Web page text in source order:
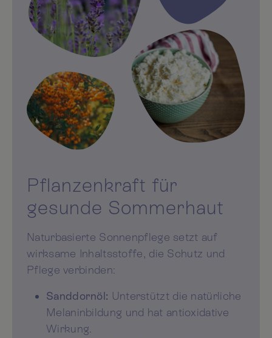
Pflanzenkraft für
gesunde Sommerhaut
Naturbasierte Sonnenpflege setzt auf
wirksame Inhaltsstoffe, die Schutz und
Pflege verbinden:
Sanddornöl: Unterstützt die natürliche
Melaninbildung und hat antioxidative
Wirkung.